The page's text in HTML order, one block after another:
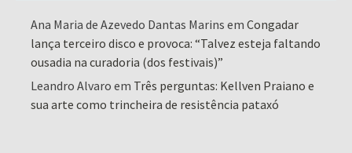
Ana Maria de Azevedo Dantas Marins emCongadar
lança terceiro disco e provoca: “Talvez esteja faltando
ousadia na curadoria (dos festivais)”
Leandro Alvaro em Três perguntas: Kellven Praiano e
sua arte como trincheira de resistência pataxó